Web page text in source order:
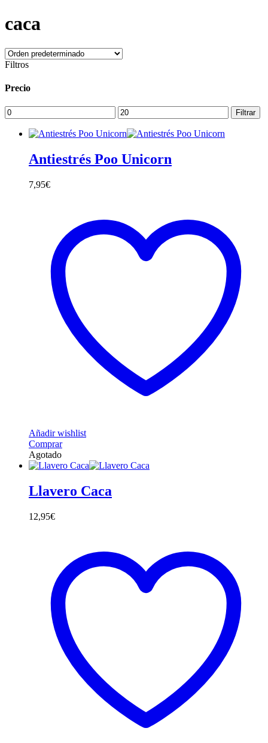
caca
Filtros
Precio
Precio
mínimo
Precio
máximo
Filtrar
Antiestrés Poo Unicorn
7,95€
Añadir wishlist
Comprar
Agotado
Llavero Caca
12,95€